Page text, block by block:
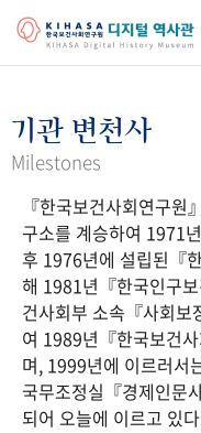
걸어온 길 기관 변천사
연구 역사
정책과 연구 키워드로
간행물 변천사
기록물 아카이브
사진 아카이브 문서 기
기관 변천사
Milestones
『한국보건사회연구
구소를 계승하여 1971
후 1976년에 설립된『
해 1981년『한국인구
건사회부 소속『사회
여 1989년『한국보건
며, 1999년에 이르러서
국무조정실『경제인문
되어 오늘에 이르고 있